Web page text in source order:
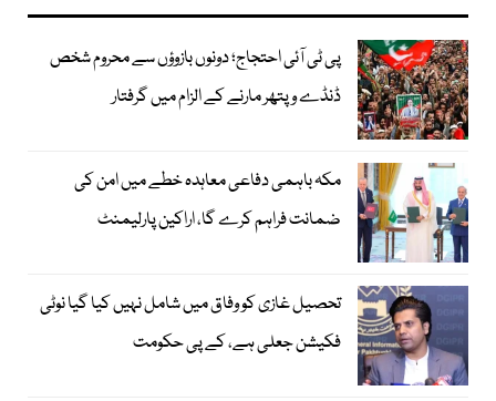
پی ٹی آئی احتجاج؛ دونوں بازوؤں سے محروم شخص
ڈنڈے و پتھر مارنے کے الزام میں گرفتار
مکہ باہمی دفاعی معاہدہ خطے میں امن کی
ضمانت فراہم کرے گا، اراکین پارلیمنٹ
تحصیل غازی کو وفاق میں شامل نہیں کیا گیا نوٹی
فکیشن جعلی ہے، کے پی حکومت